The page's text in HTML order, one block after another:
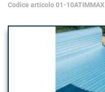
Codice articolo 01-10ATIMMAX